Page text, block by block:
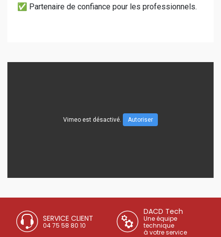
✅ Partenaire de confiance pour les professionnels.
Vimeo est désactivé. Autoriser
SERVICE CLIENT
04 75 58 80 10
DACD Tech
Une équipe
technique
à votre service